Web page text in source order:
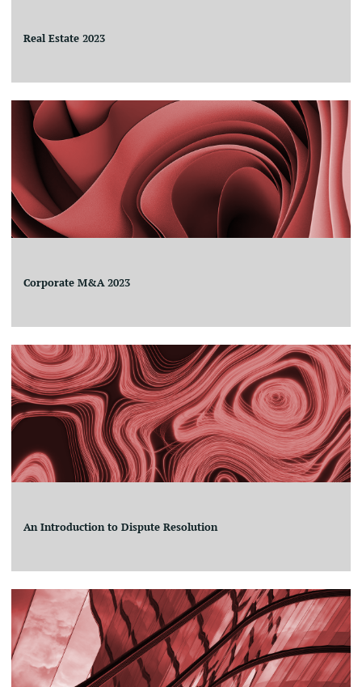
Real Estate 2023
Corporate M&A 2023
An Introduction to Dispute Resolution